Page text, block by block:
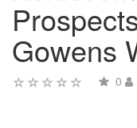
Gowens
0